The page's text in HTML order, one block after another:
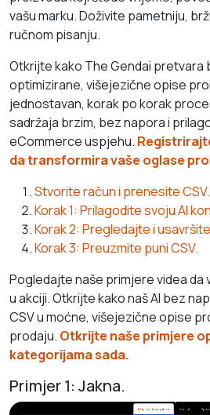
vašu marku. Doživite pametniju,
ručnom pisanju.
Otkrijte kako The Gendai pretvara
optimizirane, višejezične opise
jednostavan, korak po korak
sadržaja brzim, bez napora i
eCommerce uspjehu.
da transformira vaše oglase
Stvorite račun i prenesite CSV.
Korak 1: Prilagodite svoju AI
Korak 2: Pregledajte i
Korak 3: Preuzmite puni CSV.
Pogledajte naše primjere videa
u akciji. Otkrijte kako naš AI bez
CSV u moćne, višejezične opise
prodaju. Otkrijte naše primjere
kategorijama sada.
Primjer 1: Jakna.